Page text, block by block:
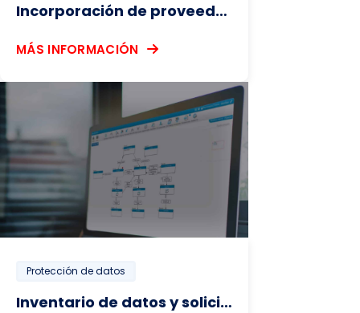
Incorporación de proveedores con revisión de la privacidad (KPL)
MÁS INFORMACIÓN
Protección de datos
Inventario de datos y solicitud de recertificación (KPL)